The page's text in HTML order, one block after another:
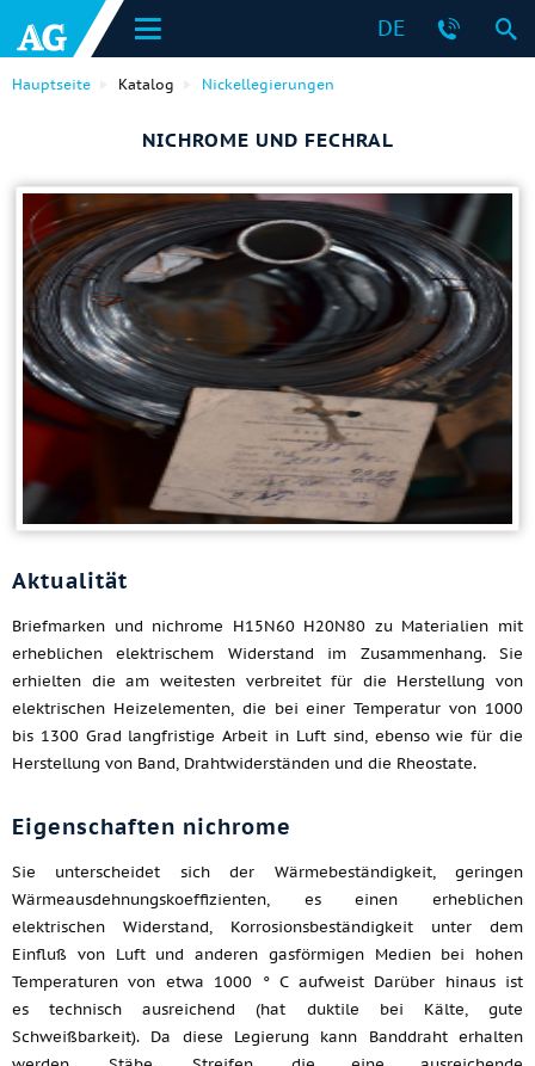
DE
Hauptseite Katalog Nickellegierungen
NICHROME UND FECHRAL
Aktualität
Briefmarken und nichrome H15N60 H20N80 zu Materialien mit
erheblichen elektrischem Widerstand im Zusammenhang. Sie
erhielten die am weitesten verbreitet für die Herstellung von
elektrischen Heizelementen, die bei einer Temperatur von 1000
bis 1300 Grad langfristige Arbeit in Luft sind, ebenso wie für die
Herstellung von Band, Drahtwiderständen und die Rheostate.
Eigenschaften nichrome
Sie unterscheidet sich der Wärmebeständigkeit, geringen
Wärmeausdehnungskoeffizienten, es einen erheblichen
elektrischen Widerstand, Korrosionsbeständigkeit unter dem
Einfluß von Luft und anderen gasförmigen Medien bei hohen
Temperaturen von etwa 1000 ° C aufweist Darüber hinaus ist
es technisch ausreichend (hat duktile bei Kälte, gute
Schweißbarkeit). Da diese Legierung kann Banddraht erhalten